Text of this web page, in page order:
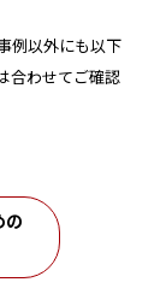
例以外にも以下
合わせてご確認
の